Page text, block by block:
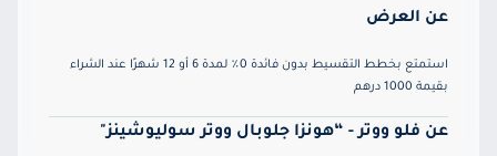
عن العرض
استمتع بخطط التقسيط بدون فائدة 0٪ لمدة 6 أو 12 شهرًا عند الشراء
بقيمة 1000 درهم
عن فلو ووتر - “هونزا جلوبال ووتر سوليوشينز"